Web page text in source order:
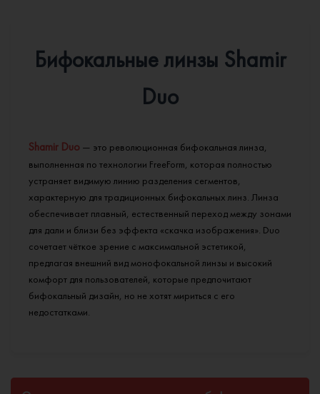
Бифокальные линзы Shamir
Duo
Shamir Duo — это революционная бифокальная линза,
выполненная по технологии FreeForm, которая полностью
устраняет видимую линию разделения сегментов,
характерную для традиционных бифокальных линз. Линза
обеспечивает плавный, естественный переход между зонами
для дали и близи без эффекта «скачка изображения». Duo
сочетает чёткое зрение с максимальной эстетикой,
предлагая внешний вид монофокальной линзы и высокий
комфорт для пользователей, которые предпочитают
бифокальный дизайн, но не хотят мириться с его
недостатками.